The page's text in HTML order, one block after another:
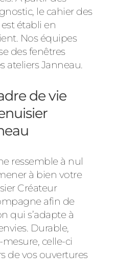
le cahier des
établi en
Nos équipes
des fenêtres
ateliers Janneau.
de vie
ressemble à nul
à bien votre
Créateur
afin de
qui s’adapte à
Durable,
celle-ci
de vos ouvertures